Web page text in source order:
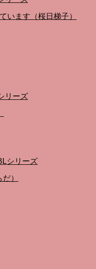
います（桜日梯子）
リーズ
シリーズ
）